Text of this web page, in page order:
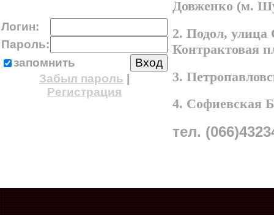
Логин:
Пароль:
запомнить
Забыл пароль
Регистрация
Довженко (м.
2. Подол,
Контрактовая
3.
4. Софиевская
тел.